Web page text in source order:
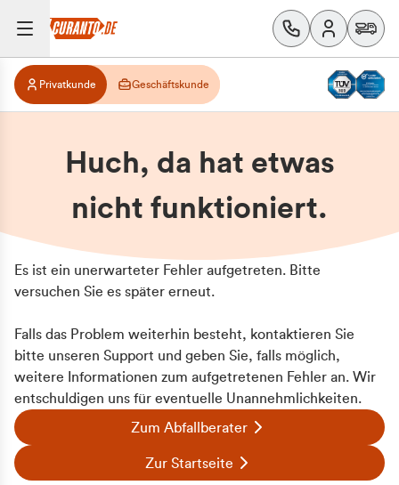
Privatkunde Geschäftskunde
Huch, da hat etwas
nicht funktioniert.
Es ist ein unerwarteter Fehler aufgetreten. Bitte
versuchen Sie es später erneut.
Falls das Problem weiterhin besteht, kontaktieren Sie
bitte unseren Support und geben Sie, falls möglich,
weitere Informationen zum aufgetretenen Fehler an. Wir
entschuldigen uns für eventuelle Unannehmlichkeiten.
Zum Abfallberater
Zur Startseite